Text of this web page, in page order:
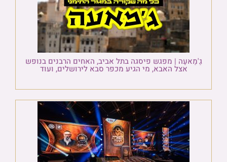
גַ'מַאעַה | מפגש פיסגה בתל אביב, האחים הרבנים בנופש
אצל האבא, מי הגיע מכפר סבא לירושלים, ועוד